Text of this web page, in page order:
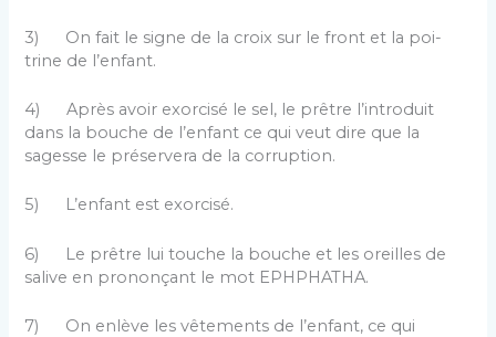
3) On fait le signe de la croix sur le front et la poi­
trine de l’enfant.
4) Après avoir exorcisé le sel, le prêtre l’introduit
dans la bouche de l’enfant ce qui veut dire que la
sagesse le préservera de la corruption.
5) L’enfant est exorcisé.
6) Le prêtre lui touche la bouche et les oreilles de
salive en prononçant le mot EPHPHATHA.
7) On enlève les vêtements de l’enfant, ce qui